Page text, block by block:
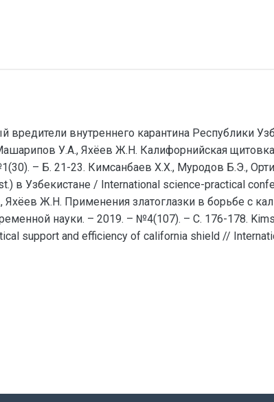
внутреннего карантина Республики
У.А., Яхёев Ж.Н. Калифорнийская
– Б. 21-23. Кимсанбаев Х.Х., Муродов Б.Э.,
в Узбекистане / International science-practical
Ж.Н. Применения златоглазки в борьбе с
науки. – 2019. – №4(107). – С. 176-178.
support and efficiency of california shield //